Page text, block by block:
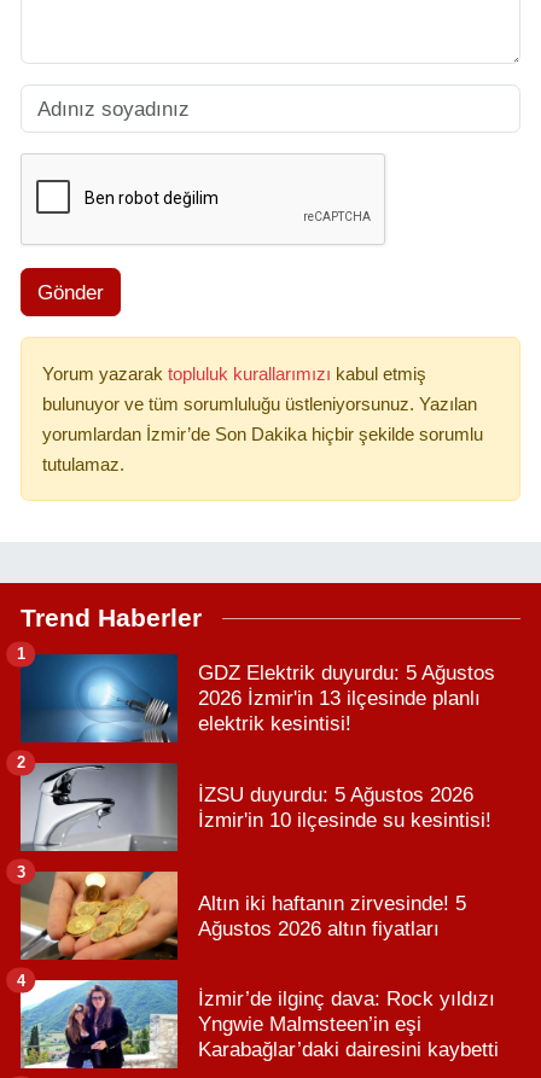
Gönder
Yorum yazarak topluluk kurallarımızı kabul etmiş
bulunuyor ve tüm sorumluluğu üstleniyorsunuz. Yazılan
yorumlardan İzmir’de Son Dakika hiçbir şekilde sorumlu
tutulamaz.
Trend Haberler
GDZ Elektrik duyurdu: 5 Ağustos
2026 İzmir'in 13 ilçesinde planlı
elektrik kesintisi!
1
İZSU duyurdu: 5 Ağustos 2026
İzmir'in 10 ilçesinde su kesintisi!
2
Altın iki haftanın zirvesinde! 5
Ağustos 2026 altın fiyatları
3
İzmir’de ilginç dava: Rock yıldızı
Yngwie Malmsteen’in eşi
Karabağlar’daki dairesini kaybetti
4